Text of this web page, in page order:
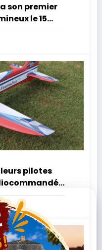
son premier
le 15
pilotes